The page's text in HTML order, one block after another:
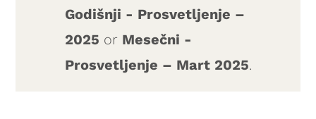
Godišnji - Prosvetljenje –
2025 or Mesečni -
Prosvetljenje – Mart 2025.